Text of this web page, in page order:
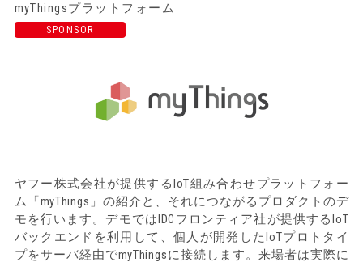
myThingsプラットフォーム
SPONSOR
ヤフー株式会社が提供するIoT組み合わせプラットフォー
ム「myThings」の紹介と、それにつながるプロダクトのデ
モを行います。デモではIDCフロンティア社が提供するIoT
バックエンドを利用して、個人が開発したIoTプロトタイ
プをサーバ経由でmyThingsに接続します。来場者は実際に